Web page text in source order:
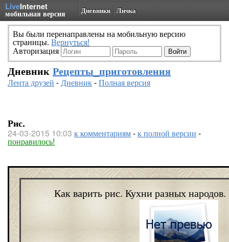
LiveInternet
мобильная версия Дневники Личка
Вы были перенаправлены на мобильную версию
страницы. Вернуться!
Авторизация
Дневник Рецепты_приготовления
Лента друзей -Дневник-Полная версия
Рис.
24-03-2015 10:03 к комментариям-к полной версии -
понравилось!
Как варить рис. Кухни разных